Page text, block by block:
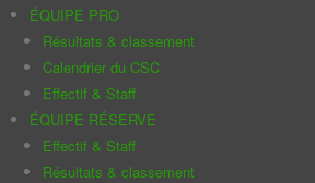
ÉQUIPE PRO
Résultats & classement
Calendrier du CSC
Effectif & Staff
ÉQUIPE RÉSERVE
Effectif & Staff
Résultats & classement